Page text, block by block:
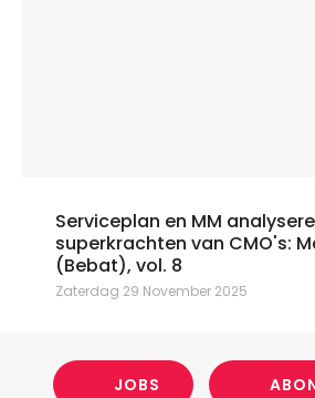
Serviceplan en MM
superkrachten van CMO's:
(Bebat), vol. 8
Zaterdag 29 November 2025
JOBS